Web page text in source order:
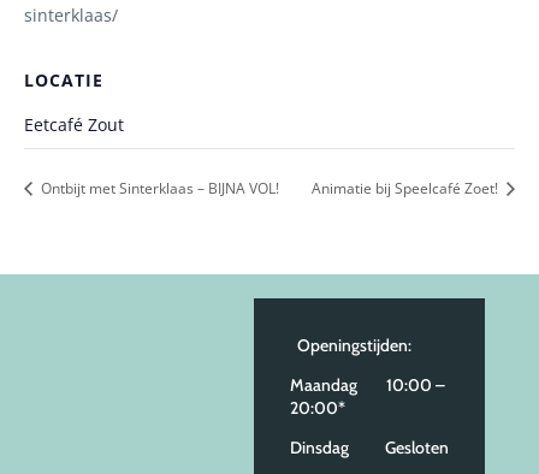
sinterklaas/
LOCATIE
Eetcafé Zout
Ontbijt met Sinterklaas – BIJNA VOL! Animatie bij Speelcafé Zoet!
Openingstijden:
Maandag 10:00 –
20:00*
Dinsdag Gesloten